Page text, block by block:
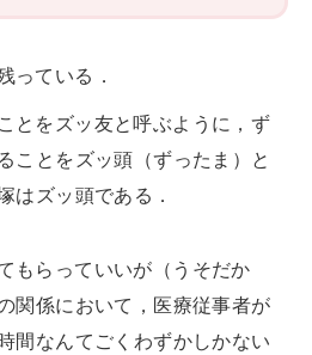
っている．
とをズッ友と呼ぶように，ず
ことをズッ頭（ずったま）と
はズッ頭である．
もらっていいが（うそだか
関係において，医療従事者が
間なんてごくわずかしかない